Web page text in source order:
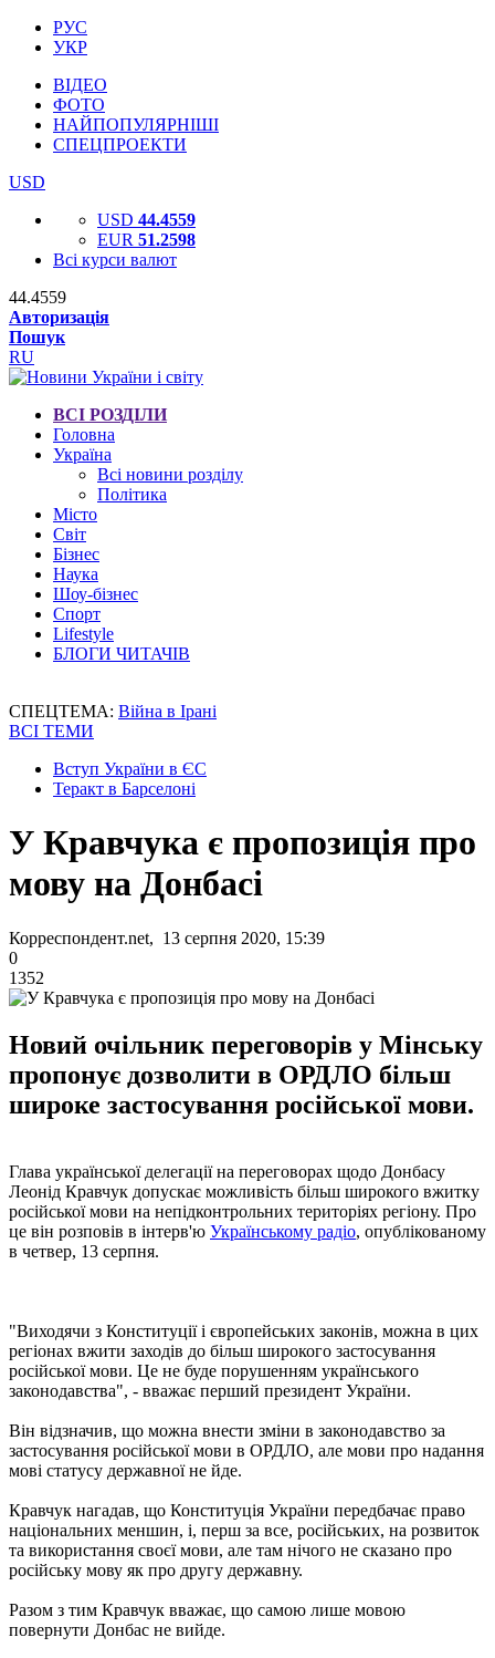
РУС
УКР
ВІДЕО
ФОТО
НАЙПОПУЛЯРНІШІ
СПЕЦПРОЕКТИ
USD
USD 44.4559
EUR 51.2598
Всі курси валют
44.4559
Авторизація
Пошук
RU
ВСІ РОЗДІЛИ
Головна
Україна
Всі новини розділу
Політика
Місто
Світ
Бізнес
Наука
Шоу-бізнес
Спорт
Lifestyle
БЛОГИ ЧИТАЧІВ
СПЕЦТЕМА: Війна в Ірані
ВСІ ТЕМИ
Вступ України в ЄС
Теракт в Барселоні
У Кравчука є пропозиція про
мову на Донбасі
Корреспондент.net, 13 серпня 2020, 15:39
0
1352
Новий очільник переговорів у Мінську
пропонує дозволити в ОРДЛО більш
широке застосування російської мови.
Глава української делегації на переговорах щодо Донбасу
Леонід Кравчук допускає можливість більш широкого вжитку
російської мови на непідконтрольних територіях регіону. Про
це він розповів в інтерв'ю Українському радіо, опублікованому
в четвер, 13 серпня.
"Виходячи з Конституції і європейських законів, можна в цих
регіонах вжити заходів до більш широкого застосування
російської мови. Це не буде порушенням українського
законодавства", - вважає перший президент України.
Він відзначив, що можна внести зміни в законодавство за
застосування російської мови в ОРДЛО, але мови про надання
мові статусу державної не йде.
Кравчук нагадав, що Конституція України передбачає право
національних меншин, і, перш за все, російських, на розвиток
та використання своєї мови, але там нічого не сказано про
російську мову як про другу державну.
Разом з тим Кравчук вважає, що самою лише мовою
повернути Донбас не вийде.